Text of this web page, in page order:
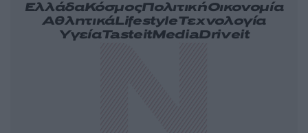
ΕλλάδαΚόσμοςΠολιτικήΟικονομία
ΑθλητικάLifestyleΤεχνολογία
ΥγείαTasteitMediaDriveit